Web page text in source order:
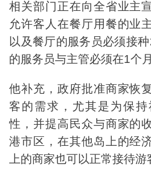
相关部门正在向全省业主
允许客人在餐厅用餐的业
以及餐厅的服务员必须接
的服务员与主管必须在1个
他补充，政府批准商家恢
客的需求，尤其是为保
性，并提高民众与商家的
港市区，在其他岛上的经
上的商家也可以正常接待游